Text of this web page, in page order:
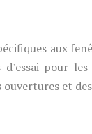
aux
pour
et des